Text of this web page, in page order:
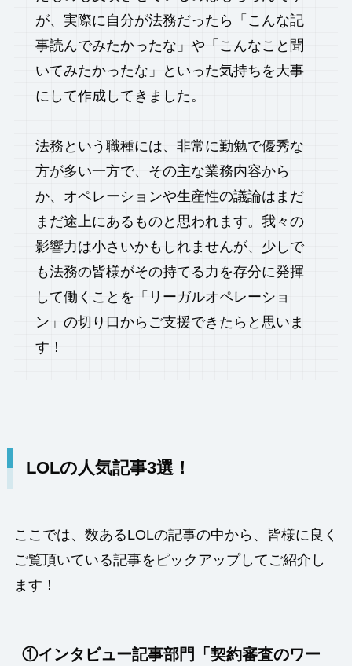
が、実際に自分が法務だったら「こんな記
事読んでみたかったな」や「こんなこと聞
いてみたかったな」といった気持ちを大事
にして作成してきました。
法務という職種には、非常に勤勉で優秀な
方が多い一方で、その主な業務内容から
か、オペレーションや生産性の議論はまだ
まだ途上にあるものと思われます。我々の
影響力は小さいかもしれませんが、少しで
も法務の皆様がその持てる力を存分に発揮
して働くことを「リーガルオペレーショ
ン」の切り口からご支援できたらと思いま
す！
LOLの人気記事3選！
ここでは、数あるLOLの記事の中から、皆様に良く
ご覧頂いている記事をピックアップしてご紹介し
ます！
①インタビュー記事部門「 契約審査のワー